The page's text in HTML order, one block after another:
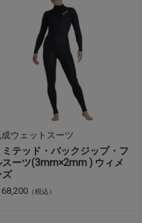
成ウェットスーツ
ミテッド・バックジップ・フ
スーツ(3mm×2mm ) ウィメ
ズ
68,200 （税込）